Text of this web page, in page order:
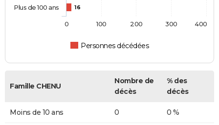
16
Personnes décédées
Plus de 100 ans
0 100 200 300 400
Famille CHENU
Nombre de
décès
% des
décès
Moins de 10 ans 0 0 %